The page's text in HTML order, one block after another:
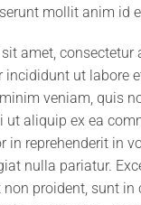
mollit anim id
amet, consectetur
incididunt ut labore
veniam, quis
ut aliquip ex ea
in reprehenderit in
nulla pariatur.
proident, sunt in